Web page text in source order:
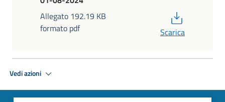
Allegato 192.19 KB
formato pdf
Scarica
Vedi azioni